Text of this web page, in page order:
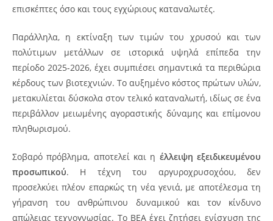
επισκέπτες όσο και τους εγχώριους καταναλωτές.
Παράλληλα, η εκτίναξη των τιμών του χρυσού και των
πολύτιμων μετάλλων σε ιστορικά υψηλά επίπεδα την
περίοδο 2025-2026, έχει συμπιέσει σημαντικά τα περιθώρια
κέρδους των βιοτεχνιών. Το αυξημένο κόστος πρώτων υλών,
μετακυλίεται δύσκολα στον τελικό καταναλωτή, ιδίως σε ένα
περιβάλλον μειωμένης αγοραστικής δύναμης και επίμονου
πληθωρισμού.
Σοβαρό πρόβλημα, αποτελεί και η έλλειψη εξειδικευμένου
προσωπικού. Η τέχνη του αργυροχρυσοχόου, δεν
προσελκύει πλέον επαρκώς τη νέα γενιά, με αποτέλεσμα τη
γήρανση του ανθρώπινου δυναμικού και τον κίνδυνο
απώλειας τεχνογνωσίας. Το ΒΕΑ έχει ζητήσει ενίσχυση της